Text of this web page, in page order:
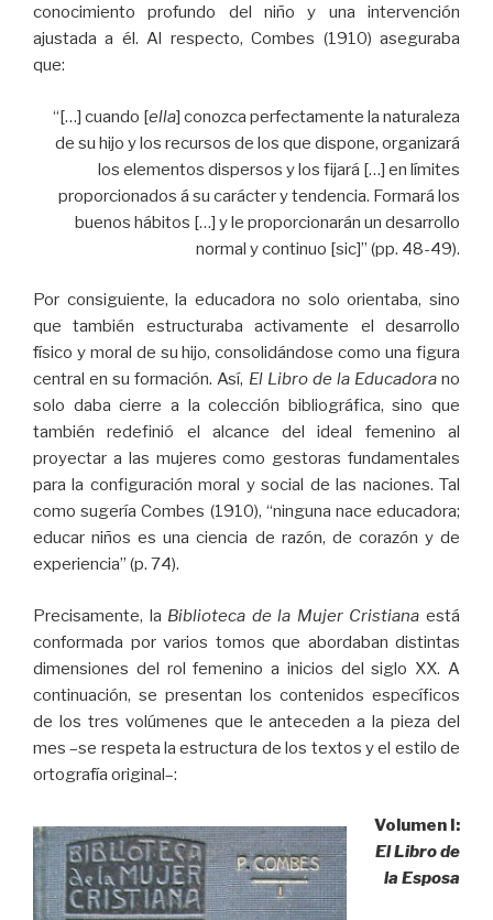
conocimiento profundo del niño y una intervención
ajustada a él. Al respecto, Combes (1910) aseguraba
que:
“[…] cuando [ella] conozca perfectamente la naturaleza
de su hijo y los recursos de los que dispone, organizará
los elementos dispersos y los fijará […] en límites
proporcionados á su carácter y tendencia. Formará los
buenos hábitos […] y le proporcionarán un desarrollo
normal y continuo [sic]” (pp. 48-49).
Por consiguiente, la educadora no solo orientaba, sino
que también estructuraba activamente el desarrollo
físico y moral de su hijo, consolidándose como una figura
central en su formación. Así, El Libro de la Educadorano
solo daba cierre a la colección bibliográfica, sino que
también redefinió el alcance del ideal femenino al
proyectar a las mujeres como gestoras fundamentales
para la configuración moral y social de las naciones. Tal
como sugería Combes (1910), “ninguna nace educadora;
educar niños es una ciencia de razón, de corazón y de
experiencia” (p. 74).
Precisamente, la Biblioteca de la Mujer Cristiana está
conformada por varios tomos que abordaban distintas
dimensiones del rol femenino a inicios del siglo XX. A
continuación, se presentan los contenidos específicos
de los tres volúmenes que le anteceden a la pieza del
mes –se respeta la estructura de los textos y el estilo de
ortografía original–:
Volumen I:
El Libro de
la Esposa